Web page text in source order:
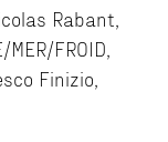
Rabant,
FROID,
Finizio,